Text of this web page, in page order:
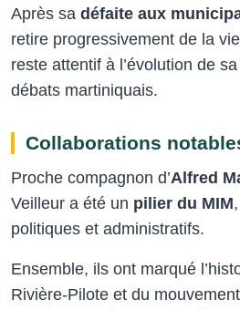
Après sa défaite aux
retire progressivement de la
reste attentif à l’évolution de
débats martiniquais.
Collaborations
Proche compagnon d’Alfred
Veilleur a été un pilier du MIM
politiques et administratifs.
Ensemble, ils ont marqué
Rivière-Pilote et du